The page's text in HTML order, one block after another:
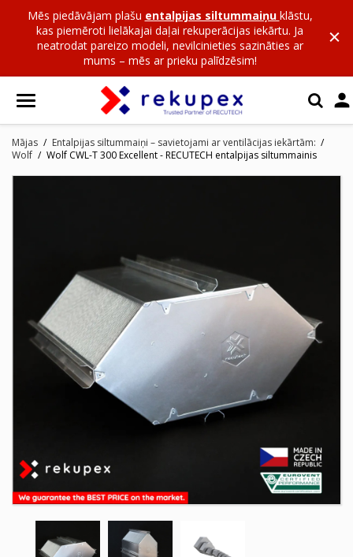
Mēs piedāvājam plašu entalpijas siltummaiņu klāstu,
kas piemēroti lielākajai daļai rekuperācijas iekārtu. Ja
neatrodat pareizo modeli, nevilcinieties sazināties ar
mums – mēs ar prieku palīdzēsim!

Mājas
Entalpijas siltummaiņi – savietojami ar ventilācijas iekārtām:
Wolf
Wolf CWL-T 300 Excellent - RECUTECH entalpijas siltummainis